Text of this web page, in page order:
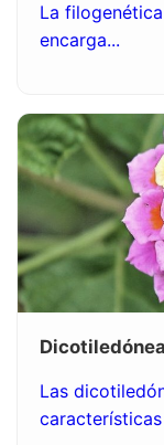
La
encarga...
Las